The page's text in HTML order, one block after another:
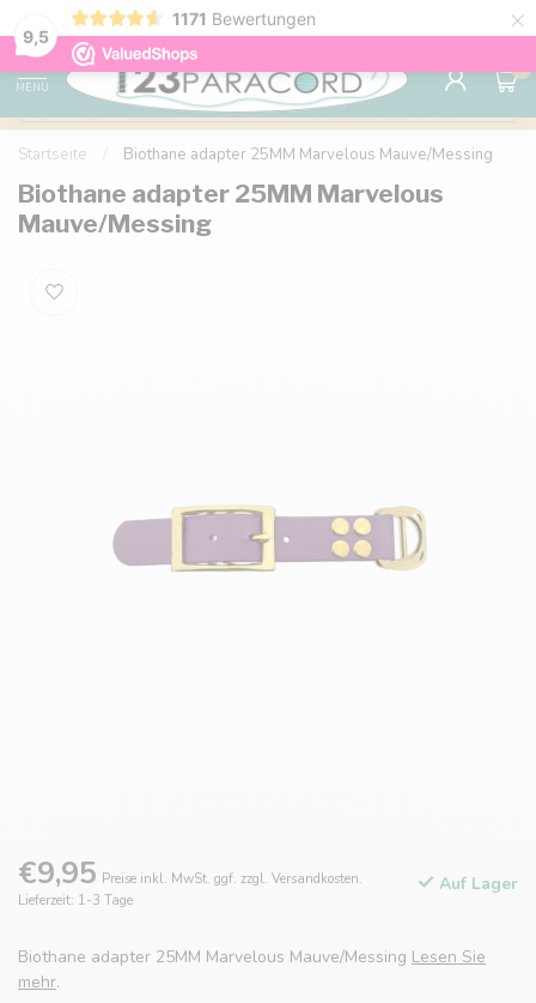
9,5
1171 Bewertungen ×
Kostenlose Lieferung nach Hause ab 150 €
MENU
0
Startseite Biothane adapter 25MM Marvelous Mauve/Messing
Biothane adapter 25MM Marvelous
Mauve/Messing
€9,95 Preise inkl. MwSt. ggf. zzgl. Versandkosten.
Lieferzeit: 1-3 Tage
Auf Lager
Biothane adapter 25MM Marvelous Mauve/Messing Lesen Sie
mehr.